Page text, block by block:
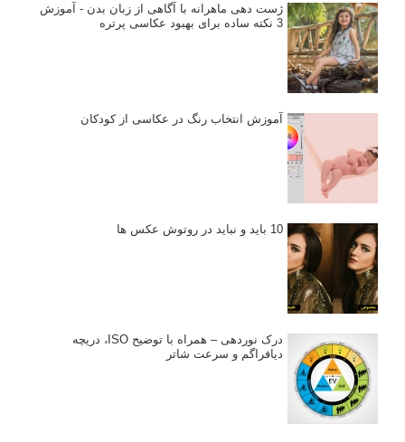
ژست دهی ماهرانه با آگاهی از زبان بدن - آموزش
3 نکته ساده برای بهبود عکاسی پرتره
آموزش انتخاب رنگ در عکاسی از کودکان
10 باید و نباید در روتوش عکس ها
درک نوردهی – همراه با توضیح ISO، دریچه
دیافراگم و سرعت شاتر